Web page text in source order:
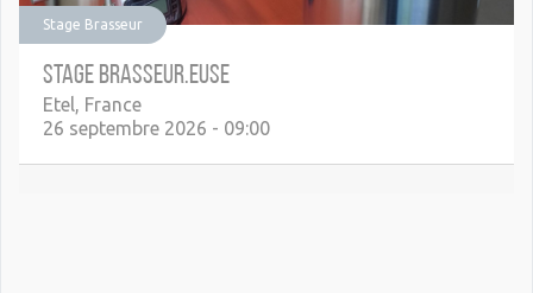
Stage Brasseur
Stage Brasseur.euse
Etel, France
26 septembre 2026 - 09:00